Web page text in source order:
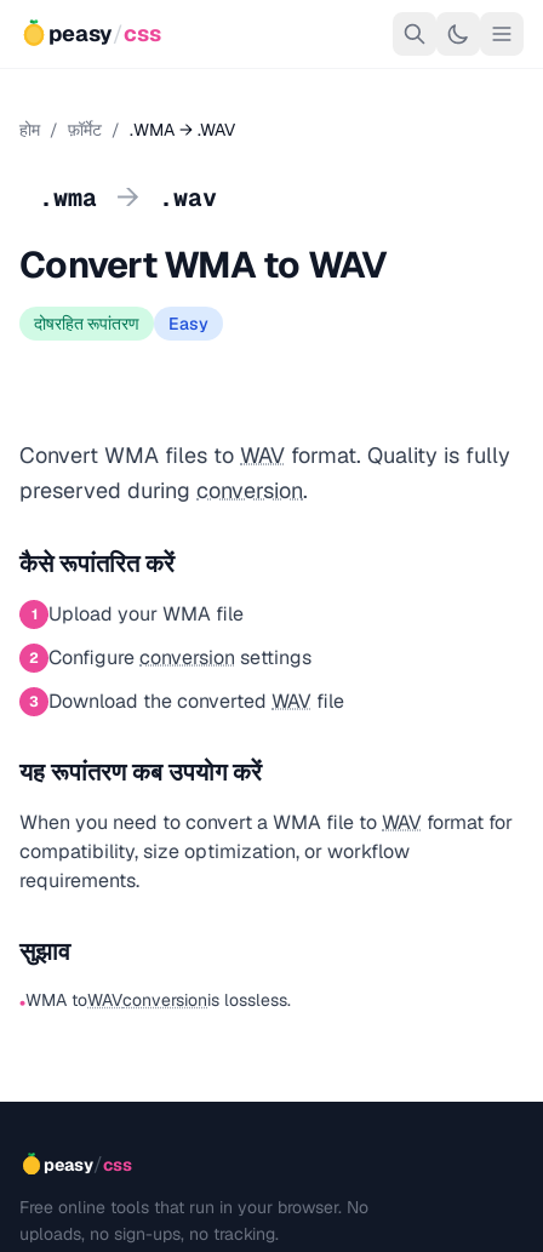
peasy/css
होम / फ़ॉर्मेट / .WMA → .WAV
.wma → .wav
Convert WMA to WAV
दोषरहित रूपांतरण Easy
Convert WMA files to WAV format. Quality is fully
preserved during conversion.
कैसे रूपांतरित करें
1 Upload your WMA file
2 Configureconversion settings
3 Download the converted WAV file
यह रूपांतरण कब उपयोग करें
When you need to convert a WMA file toWAV format for
compatibility, size optimization, or workflow
requirements.
सुझाव
•WMA toWAVconversionis lossless.
peasy/css
Free online tools that run in your browser. No
uploads, no sign-ups, no tracking.